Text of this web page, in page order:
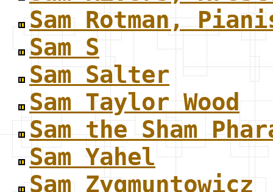
Sam Rotman,
Sam S
Sam Salter
Sam Taylor Wood
Sam the Sham
Sam Yahel
Sam Zygmuntowicz